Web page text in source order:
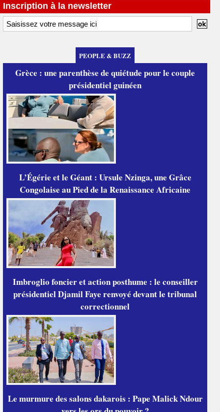
Inscription à la newsletter
PEOPLE & BUZZ
Grèce : une parenthèse de quiétude pour le couple
présidentiel guinéen
L’Égérie et le Géant : Ursule Nzinga, une Grâce
Congolaise au Pied de la Renaissance Africaine
Imbroglio foncier et action posthume : le conseiller
présidentiel Djamil Faye renvoyé devant le tribunal
correctionnel
Le murmure des salons dakarois : Pape Malick Ndour